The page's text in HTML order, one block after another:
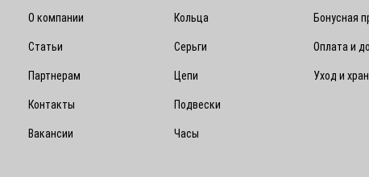
О компании
Статьи
Партнерам
Контакты
Вакансии
Кольца
Серьги
Цепи
Подвески
Часы
Бонусная
Оплата и
Уход и